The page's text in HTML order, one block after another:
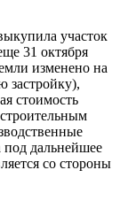
участок
31 октября
изменено на
застройку),
стоимость
под дальнейшее
со стороны